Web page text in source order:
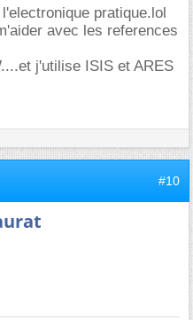
pratique.lol
avec les references
j'utilise ISIS et ARES
#10